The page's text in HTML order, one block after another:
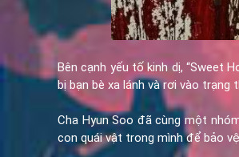
Bên cạnh yếu tố kinh dị, “Sweet
bị bạn bè xa lánh và rơi vào
Cha Hyun Soo đã cùng một
con quái vật trong mình để bảo vệ